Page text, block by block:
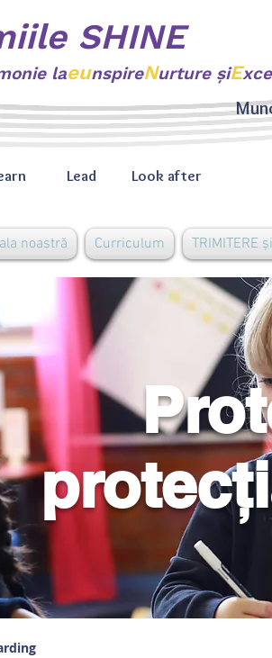
SHINE
laeunspireNurture şiE
Lead Look after
noastră Curriculum TRIMITERE